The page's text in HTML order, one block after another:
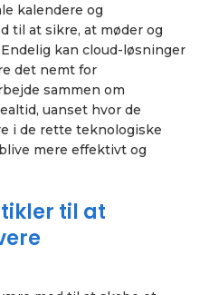
kalendere og
til at sikre, at møder og
kan cloud-løsninger
det nemt for
sammen om
uanset hvor de
i de rette teknologiske
mere effektivt og
til at